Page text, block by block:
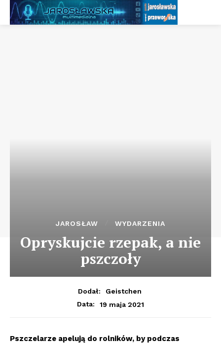
JAROSŁAW WYDARZENIA
Opryskujcie rzepak, a nie
pszczoły
Dodał:
Geistchen
Data:
19 maja 2021
Pszczelarze apelują do rolników, by podczas